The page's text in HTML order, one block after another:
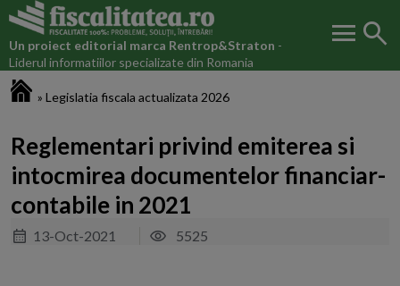
Un proiect editorial marca Rentrop&Straton -
Liderul informatiilor specializate din Romania
menu search
» Legislatia fiscala actualizata 2026
Reglementari privind emiterea si
intocmirea documentelor financiar-
contabile in 2021
13-Oct-2021 5525